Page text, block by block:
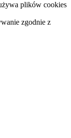
plików cookies
zgodnie z